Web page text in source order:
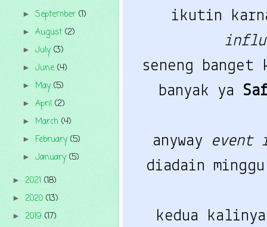
ikutin
seneng
banyak ya
anyway
event
diadain
kedua
► September (1)
► August (2)
► July(3)
► June (4)
► May(5)
► April (2)
► March (4)
► February(5)
► January(5)
► 2021 (18)
► 2020 (13)
► 2019 (17)